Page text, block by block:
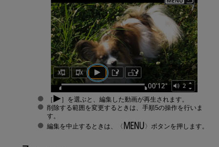
［
］を選ぶと、編集した動画が再生されます。
削除する範囲を変更するときは、手順5の操作を行いま
す。
編集を中止するときは、
ボタンを押します。